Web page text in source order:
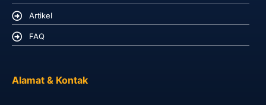
Artikel
FAQ
Alamat & Kontak